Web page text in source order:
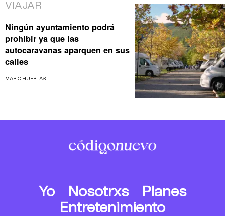
VIAJAR
Ningún ayuntamiento podrá
prohibir ya que las
autocaravanas aparquen en sus
calles
MARIO HUERTAS
Yo Nosotrxs
Planes
Entretenimiento